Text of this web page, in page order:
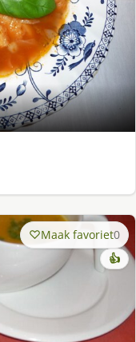
Maak favoriet0
👍